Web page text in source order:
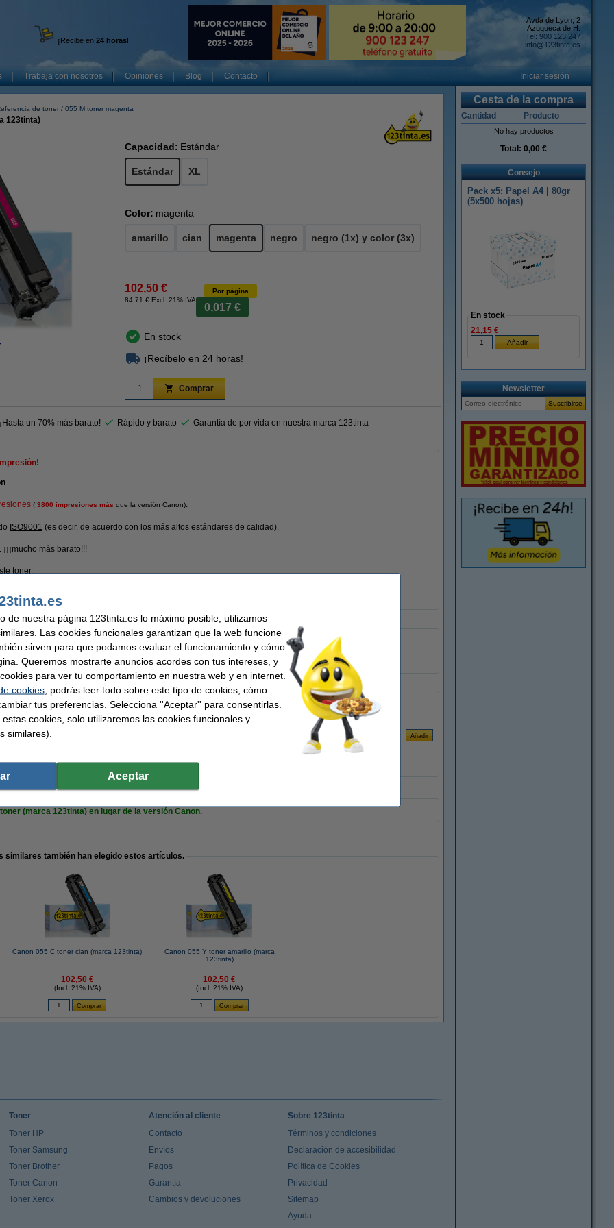
¡Recibe en 24 horas!
Avda de Lyon, 2
Azuqueca de H.
Tel: 900 123 247
info@123tinta.es
Trabaja con nosotros Opiniones Blog Contacto Iniciar sesión
de toner 055 M toner magenta
123tinta)
Capacidad: Estándar
Estándar XL
Color: magenta
amarillo cian magenta negro negro (1x) y color (3x)
102,50 €
84,71 € Excl. 21% IVA
Por página
0,017 €
En stock
¡Recíbelo en 24 horas!
Comprar
un 70% más barato! Rápido y barato Garantía de por vida en nuestra marca 123tinta
( 3800 impresiones más que la versión Canon).
ISO9001 (es decir, de acuerdo con los más altos estándares de calidad).
más barato!!!
toner.
del 100%. 1-2-3 ¡sin preocupaciones!
± 5.900 páginas
Núm. de item:
070047
(5x500 hojas)
(marca 123tinta) en lugar de la versión Canon.
similares también han elegido estos artículos.
Canon 055 C toner cian (marca 123tinta)
102,50 €
(Incl. 21% IVA)
Canon 055 Y toner amarillo (marca
123tinta)
102,50 €
(Incl. 21% IVA)
Cesta de la compra
Cantidad Producto
No hay productos
Total: 0,00 €
Consejo
Pack x5: Papel A4 | 80gr
(5x500 hojas)
En stock
21,15 €
Newsletter
Toner
Toner HP
Toner Samsung
Toner Brother
Toner Canon
Toner Xerox
Atención al cliente
Contacto
Envíos
Pagos
Garantía
Cambios y devoluciones
Sobre 123tinta
Términos y condiciones
Declaración de accesibilidad
Política de Cookies
Privacidad
Sitemap
Ayuda
de nuestra página 123tinta.es lo máximo posible, utilizamos
Las cookies funcionales garantizan que la web funcione
sirven para que podamos evaluar el funcionamiento y cómo
Queremos mostrarte anuncios acordes con tus intereses, y
para ver tu comportamiento en nuestra web y en internet.
cookies, podrás leer todo sobre este tipo de cookies, cómo
tus preferencias. Selecciona ''Aceptar'' para consentirlas.
cookies, solo utilizaremos las cookies funcionales y
similares).
Aceptar